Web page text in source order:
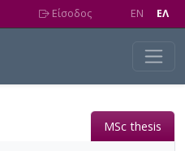
Είσοδος EN EΛ
MSc thesis